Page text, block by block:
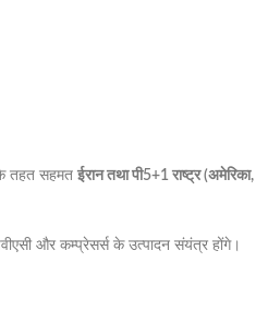
तहत सहमत ईरान तथा पी5+1 राष्ट्र
एचवीएसी और कम्प्रेसर्स के उत्पादन